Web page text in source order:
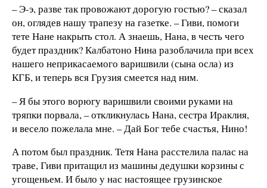
– Э-э, разве так провожают дорогую гостью? – сказал
он, оглядев нашу трапезу на газетке. – Гиви, помоги
тете Нане накрыть стол. А знаешь, Нана, в честь чего
будет праздник? Калбатоно Нина разоблачила при всех
нашего неприкасаемого варишвили (сына осла) из
КГБ, и теперь вся Грузия смеется над ним.
– Я бы этого ворюгу варишвили своими руками на
тряпки порвала, – откликнулась Нана, сестра Ираклия,
и весело пожелала мне. – Дай Бог тебе счастья, Нино!
А потом был праздник. Тетя Нана расстелила палас на
траве, Гиви притащил из машины дедушки корзины с
угощеньем. И было у нас настоящее грузинское